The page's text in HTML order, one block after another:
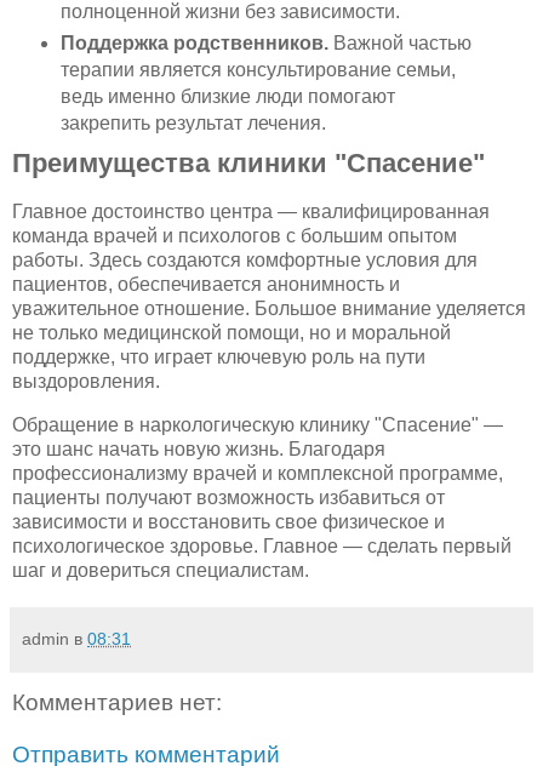
полноценной жизни без зависимости.
Поддержка родственников.Важной частью
терапии является консультирование семьи,
ведь именно близкие люди помогают
закрепить результат лечения.
Преимущества клиники "Спасение"
Главное достоинство центра — квалифицированная
команда врачей и психологов с большим опытом
работы. Здесь создаются комфортные условия для
пациентов, обеспечивается анонимность и
уважительное отношение. Большое внимание уделяется
не только медицинской помощи, но и моральной
поддержке, что играет ключевую роль на пути
выздоровления.
Обращение в наркологическую клинику "Спасение" —
это шанс начать новую жизнь. Благодаря
профессионализму врачей и комплексной программе,
пациенты получают возможность избавиться от
зависимости и восстановить свое физическое и
психологическое здоровье. Главное — сделать первый
шаг и довериться специалистам.
admin в 08:31
Комментариев нет:
Отправить комментарий